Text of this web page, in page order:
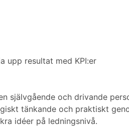
upp resultat med KPI:er
självgående och drivande
tänkande och praktiskt
idéer på ledningsnivå.